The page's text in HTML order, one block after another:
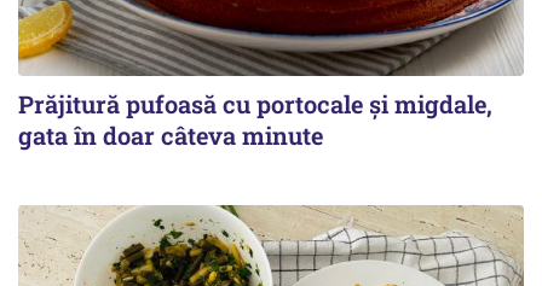
Prăjitură pufoasă cu portocale și migdale,
gata în doar câteva minute